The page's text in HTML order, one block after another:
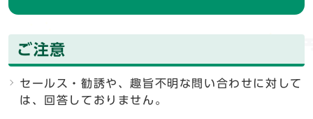
ご注意
セールス・勧誘や、趣旨不明な問い合わせに対して
は、回答しておりません。